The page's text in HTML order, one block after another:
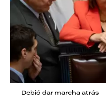
Debió dar marcha atrás